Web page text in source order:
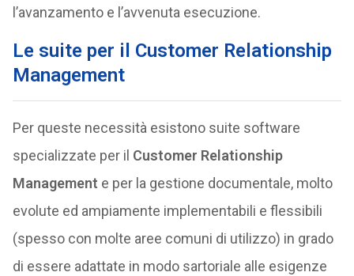
l’avanzamento e l’avvenuta esecuzione.
Le suite per il Customer Relationship
Management
Per queste necessità esistono suite software
specializzate per il Customer Relationship
Management e per la gestione documentale, molto
evolute ed ampiamente implementabili e flessibili
(spesso con molte aree comuni di utilizzo) in grado
di essere adattate in modo sartoriale alle esigenze